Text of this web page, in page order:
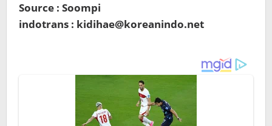
Source : Soompi
indotrans : kidihae@koreanindo.net